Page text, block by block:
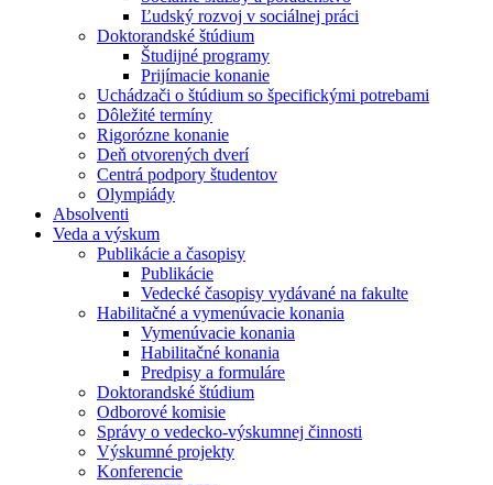
Ľudský rozvoj v sociálnej práci
Doktorandské štúdium
Študijné programy
Prijímacie konanie
Uchádzači o štúdium so špecifickými potrebami
Dôležité termíny
Rigorózne konanie
Deň otvorených dverí
Centrá podpory študentov
Olympiády
Absolventi
Veda a výskum
Publikácie a časopisy
Publikácie
Vedecké časopisy vydávané na fakulte
Habilitačné a vymenúvacie konania
Vymenúvacie konania
Habilitačné konania
Predpisy a formuláre
Doktorandské štúdium
Odborové komisie
Správy o vedecko-výskumnej činnosti
Výskumné projekty
Konferencie